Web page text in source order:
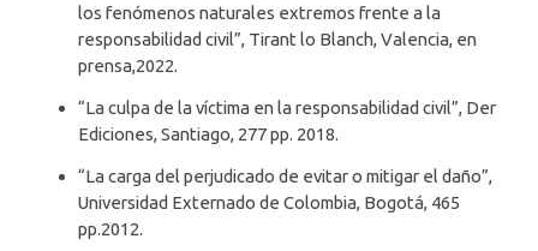
los fenómenos naturales extremos frente a la
responsabilidad civil”, Tirant lo Blanch, Valencia, en
prensa,2022.
“La culpa de la víctima en la responsabilidad civil”, Der
Ediciones, Santiago, 277 pp. 2018.
“La carga del perjudicado de evitar o mitigar el daño”,
Universidad Externado de Colombia, Bogotá, 465
pp.2012.